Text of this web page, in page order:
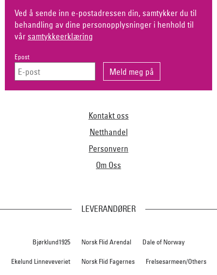
Ved å sende inn e-postadressen din, samtykker du til
behandling av dine personopplysninger i henhold til
vår samtykkeerklæring
Epost
Kontakt oss
Netthandel
Personvern
Om Oss
LEVERANDØRER
Bjørklund1925 Norsk Flid Arendal Dale of Norway
Ekelund Linneveveriet Norsk Flid Fagernes Frelsesarmeen/Others